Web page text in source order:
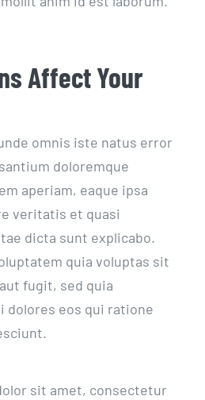
Affect Your
omnis iste natus error
doloremque
aperiam, eaque ipsa
veritatis et quasi
dicta sunt explicabo.
quia voluptas sit
fugit, sed quia
dolores eos qui ratione
sit amet, consectetur